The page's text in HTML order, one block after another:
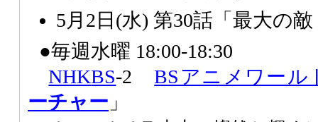
5月2日(水) 第30話「最大の
●毎週水曜 18:00-18:30
NHKBS-2BSアニメワール
ーチャー 」